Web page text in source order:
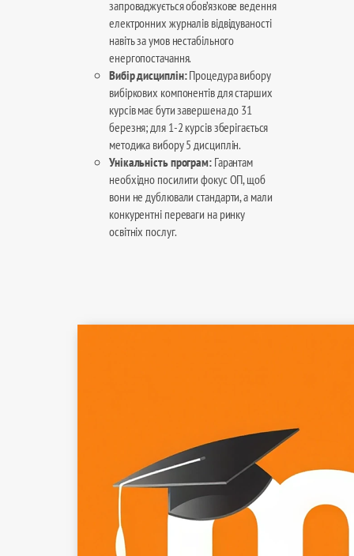
запроваджується обов’язкове ведення
електронних журналів відвідуваності
навіть за умов нестабільного
енергопостачання.
Вибір дисциплін:Процедура вибору
вибіркових компонентів для старших
курсів має бути завершена до 31
березня; для 1-2 курсів зберігається
методика вибору 5 дисциплін.
Унікальність програм:Гарантам
необхідно посилити фокус ОП, щоб
вони не дублювали стандарти, а мали
конкурентні переваги на ринку
освітніх послуг.